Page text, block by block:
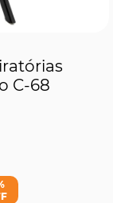
C-68